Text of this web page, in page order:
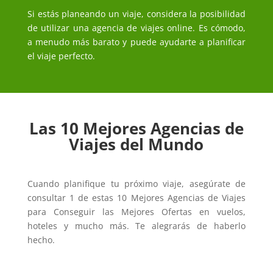
Si estás planeando un viaje, considera la posibilidad
de utilizar una agencia de viajes online. Es cómodo,
a menudo más barato y puede ayudarte a planificar
el viaje perfecto.
Las 10 Mejores Agencias de
Viajes del Mundo
Cuando planifique tu próximo viaje, asegúrate de
consultar 1 de estas 10 Mejores Agencias de Viajes
para Conseguir las Mejores Ofertas en vuelos,
hoteles y mucho más. Te alegrarás de haberlo
hecho.